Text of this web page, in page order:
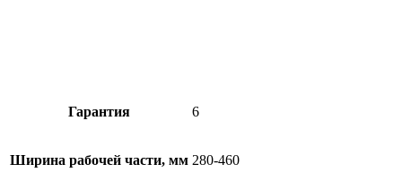
Гарантия 6
Ширина рабочей части, мм 280-460